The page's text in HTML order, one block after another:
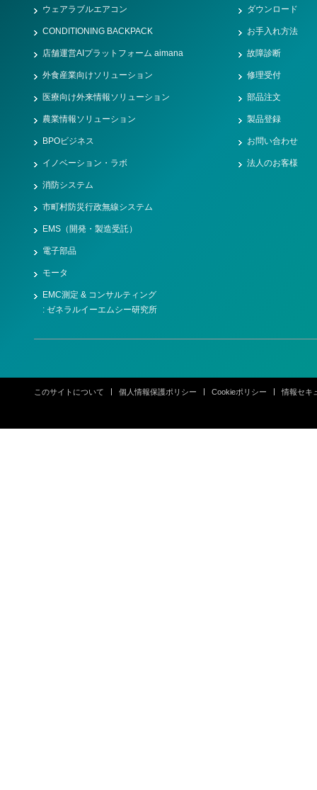
ウェアラブルエアコン
CONDITIONING BACKPACK
店舗運営AIプラットフォーム aimana
外食産業向けソリューション
医療向け外来情報ソリューション
農業情報ソリューション
BPOビジネス
イノベーション・ラボ
消防システム
市町村防災行政無線システム
EMS（開発・製造受託）
電子部品
モータ
EMC測定 & コンサルティング
: ゼネラルイーエムシー研究所
ダウンロード
お手入れ方法
故障診断
修理受付
部品注文
製品登録
お問い合わせ
法人のお客様
このサイトについて 個人情報保護ポリシー Cookieポリシー 情報セキ